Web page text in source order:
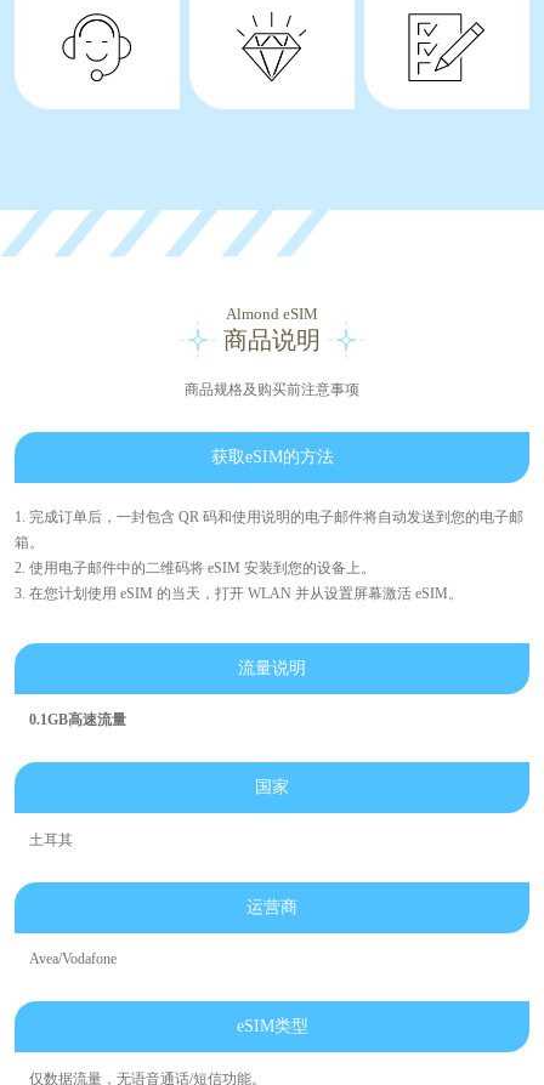
Almond eSIM
商品说明
商品规格及购买前注意事项
获取eSIM的方法
1. 完成订单后，一封包含 QR 码和使用说明的电子邮件将自动发送到您的电子邮
箱。
2. 使用电子邮件中的二维码将 eSIM 安装到您的设备上。
3. 在您计划使用 eSIM 的当天，打开 WLAN 并从设置屏幕激活 eSIM。
流量说明
0.1GB高速流量
国家
土耳其
运营商
Avea/Vodafone
eSIM类型
仅数据流量，无语音通话/短信功能。